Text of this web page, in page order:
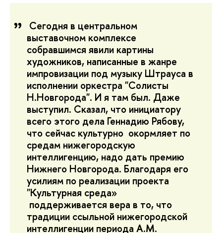
Сегодня в центральном
выставочном комплексе
собравшимся явили картины
художников, написанные в жанре
импровизации под музыку Штрауса в
исполнении оркестра "Солисты
Н.Новгорода". И я там был. Даже
выступил. Сказал, что инициатору
всего этого дела Геннадию Рябову,
что сейчас культурно окормляет по
средам нижегородскую
интеллигенцию, надо дать премию
Нижнего Новгорода. Благодаря его
усилиям по реализации проекта
"Культурная среда»
поддерживается вера в то, что
традиции ссыльной нижегородской
интеллигенции периода А.М.